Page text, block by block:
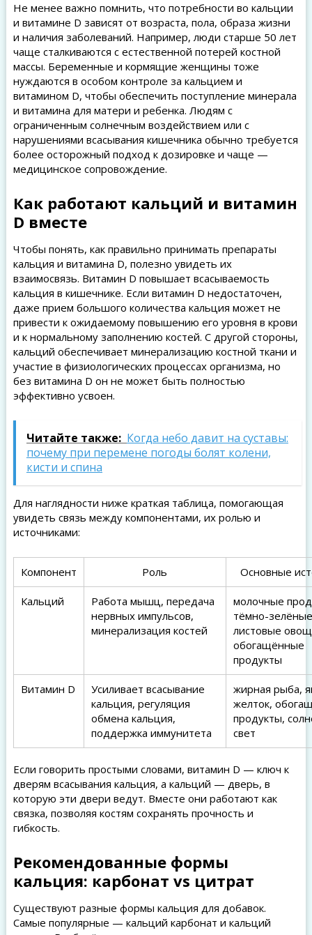
Не менее важно помнить, что потребности во кальции
и витамине D зависят от возраста, пола, образа жизни
и наличия заболеваний. Например, люди старше 50 лет
чаще сталкиваются с естественной потерей костной
массы. Беременные и кормящие женщины тоже
нуждаются в особом контроле за кальцием и
витамином D, чтобы обеспечить поступление минерала
и витамина для матери и ребенка. Людям с
ограниченным солнечным воздействием или с
нарушениями всасывания кишечника обычно требуется
более осторожный подход к дозировке и чаще —
медицинское сопровождение.
Как работают кальций и витамин
D вместе
Чтобы понять, как правильно принимать препараты
кальция и витамина D, полезно увидеть их
взаимосвязь. Витамин D повышает всасываемость
кальция в кишечнике. Если витамин D недостаточен,
даже прием большого количества кальция может не
привести к ожидаемому повышению его уровня в крови
и к нормальному заполнению костей. С другой стороны,
кальций обеспечивает минерализацию костной ткани и
участие в физиологических процессах организма, но
без витамина D он не может быть полностью
эффективно усвоен.
Читайте также: Когда небо давит на суставы:
почему при перемене погоды болят колени,
кисти и спина
Для наглядности ниже краткая таблица, помогающая
увидеть связь между компонентами, их ролью и
источниками:
Компонент Роль Основные
Кальций
Работа мышц, передача
нервных импульсов,
минерализация костей
молочные
тёмно-зелёные
листовые
обогащённые
продукты
Витамин D
Усиливает всасывание
кальция, регуляция
обмена кальция,
поддержка иммунитета
жирная рыба,
желток,
продукты,
свет
Если говорить простыми словами, витамин D — ключ к
дверям всасывания кальция, а кальций — дверь, в
которую эти двери ведут. Вместе они работают как
связка, позволяя костям сохранять прочность и
гибкость.
Рекомендованные формы
кальция: карбонат vs цитрат
Существуют разные формы кальция для добавок.
Самые популярные — кальций карбонат и кальций